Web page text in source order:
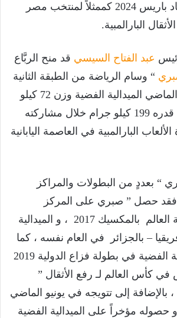
” إلى أولمبياد باريس 2024 كممثلاً لمنتخب مصر
البارالمبية.
عبد الفتاح السيسي قد منح الربَّاع
“ وسام الرياضة من الطبقة الثانية
بعد أن حقق العام الماضي الميدالية الفضية وزن 72 كيلو
جرام في رفع ثقل قدره 199 كيلو جرام خلال مشاركته
البارالمبية في العاصمة اليابانية
“ بعددٍ من البطولات والمراكز
، فقد حصل ” صبري على المركز
السادس في بطولة العالم بالمكسيك 2017 ، و الميدالية
– بالجزائر في العام نفسه ، كما
حصل على الميدالية الفضية في بطولة فزاع الدولية 2019
كأس العالم لـ رفع الأثقال ”
2020 ” ، بالإضافة إلى تتويجه في يونيو الماضي
مؤخراً على الميدالية الفضية